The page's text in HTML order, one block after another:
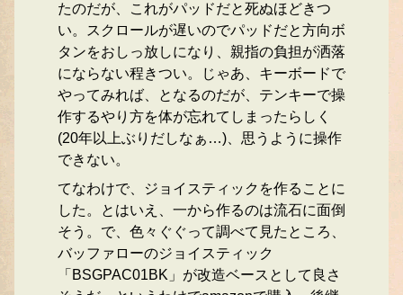
たのだが、これがパッドだと死ぬほどきつ
い。スクロールが遅いのでパッドだと方向ボ
タンをおしっ放しになり、親指の負担が洒落
にならない程きつい。じゃあ、キーボードで
やってみれば、となるのだが、テンキーで操
作するやり方を体が忘れてしまったらしく
(20年以上ぶりだしなぁ…)、思うように操作
できない。
てなわけで、ジョイスティックを作ることに
した。とはいえ、一から作るのは流石に面倒
そう。で、色々ぐぐって調べて見たところ、
バッファローのジョイスティック
「BSGPAC01BK」が改造ベースとして良さ